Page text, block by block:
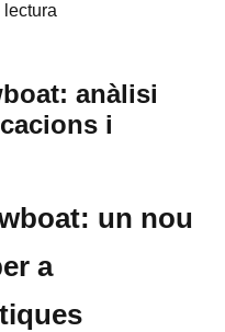
lectura
anàlisi
i
un nou
a